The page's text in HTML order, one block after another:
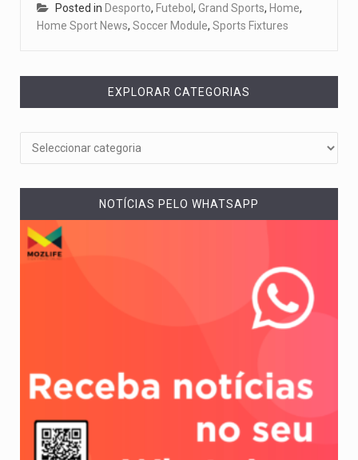
Posted in Desporto, Futebol , Grand Sports, Home,
Home Sport News, Soccer Module, Sports Fixtures
EXPLORAR CATEGORIAS
NOTÍCIAS PELO WHATSAPP